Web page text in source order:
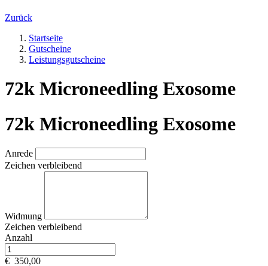
Zurück
Startseite
Gutscheine
Leistungsgutscheine
72k Microneedling Exosome
72k Microneedling Exosome
Anrede
Zeichen verbleibend
Widmung
Zeichen verbleibend
Anzahl
€ 350,00